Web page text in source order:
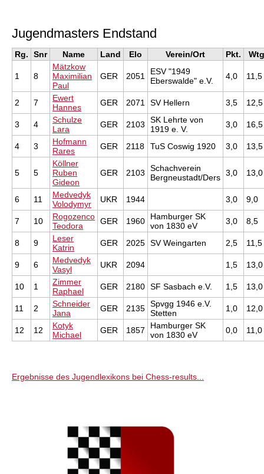
Jugendmasters Endstand
Rg. Snr Name Land Elo Verein/Ort Pkt.
1 8
Mätzkow
Maximilian
Paul
GER 2051
ESV "1949
Eberswalde" e.V.
4,0 11,5
2 7
Ewert
Hannes
GER 2071 SV Hellern 3,5 12,5
3 4
Schulze
Lara
GER 2103
SK Lehrte von
1919 e. V.
3,0 16,5
4 3
Hofmann
Rares
GER 2118 TuS Coswig 1920 3,0 13,5
5 5
Köllner
Ruben
Gideon
GER 2103
Schachverein
Bergneustadt/Ders 3,0 13,0
6 11
Medvedyk
Volodymyr
UKR 1944 3,0 9,0
7 10
Rogozenco
Teodora
GER 1960
Hamburger SK
von 1830 eV
3,0 8,5
8 9
Leser
Katrin
GER 2025 SV Weingarten 2,5 11,5
9 6
Medvedyk
Vasyl
UKR 2094 1,5 13,0
10 1
Zimmer
Raphael
GER 2180 SF Sasbach e.V. 1,5 13,0
11 2
Schneider
Jana
GER 2135 Spvgg 1946 e.V.
Stetten
1,0 12,0
12 12
Kotyk
Michael
GER 1857
Hamburger SK
von 1830 eV
0,0 11,0
Ergebnisse des Jugendlexikons bei Chess-results...